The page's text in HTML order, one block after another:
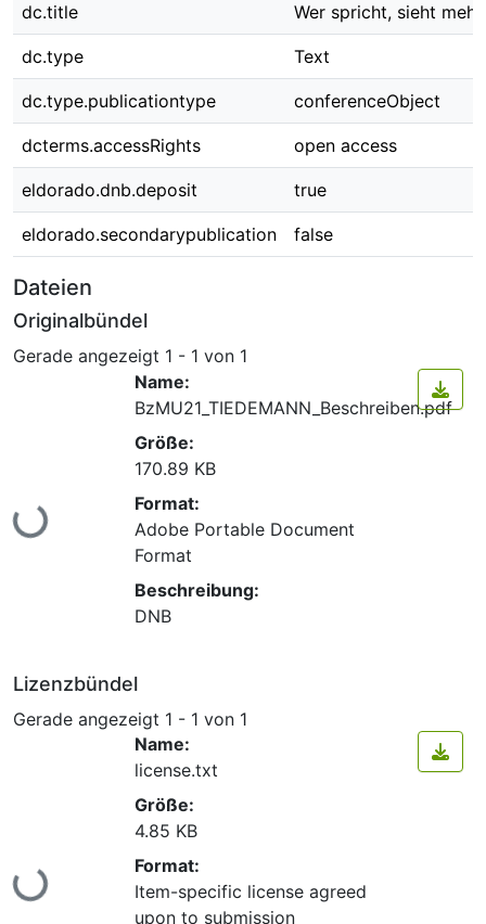
dc.title Wer spricht, sieht mehr.
dc.type Text
dc.type.publicationtype conferenceObject
dcterms.accessRights open access
eldorado.dnb.deposit true
eldorado.secondarypublication false
Dateien
Originalbündel
Gerade angezeigt 1 - 1 von 1
Lade...
Name:
BzMU21_TIEDEMANN_Beschreiben.pdf
Größe:
170.89 KB
Format:
Adobe Portable Document
Format
Beschreibung:
DNB
Lizenzbündel
Gerade angezeigt 1 - 1 von 1
Lade...
Name:
license.txt
Größe:
4.85 KB
Format:
Item-specific license agreed
upon to submission